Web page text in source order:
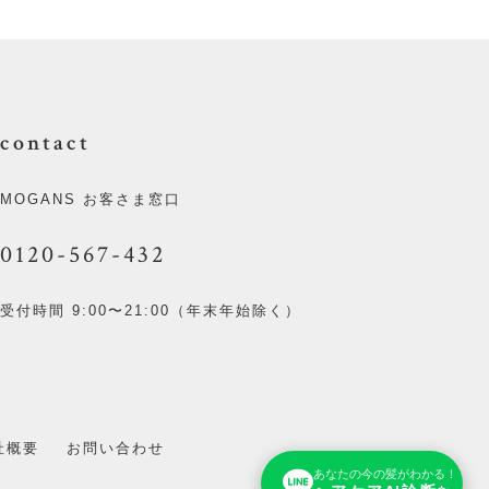
あなたの今の髪がわかる！
contact
MOGANS お客さま窓口
0120-567-432
受付時間 9:00〜21:00（年末年始除く）
概要 お問い合わせ